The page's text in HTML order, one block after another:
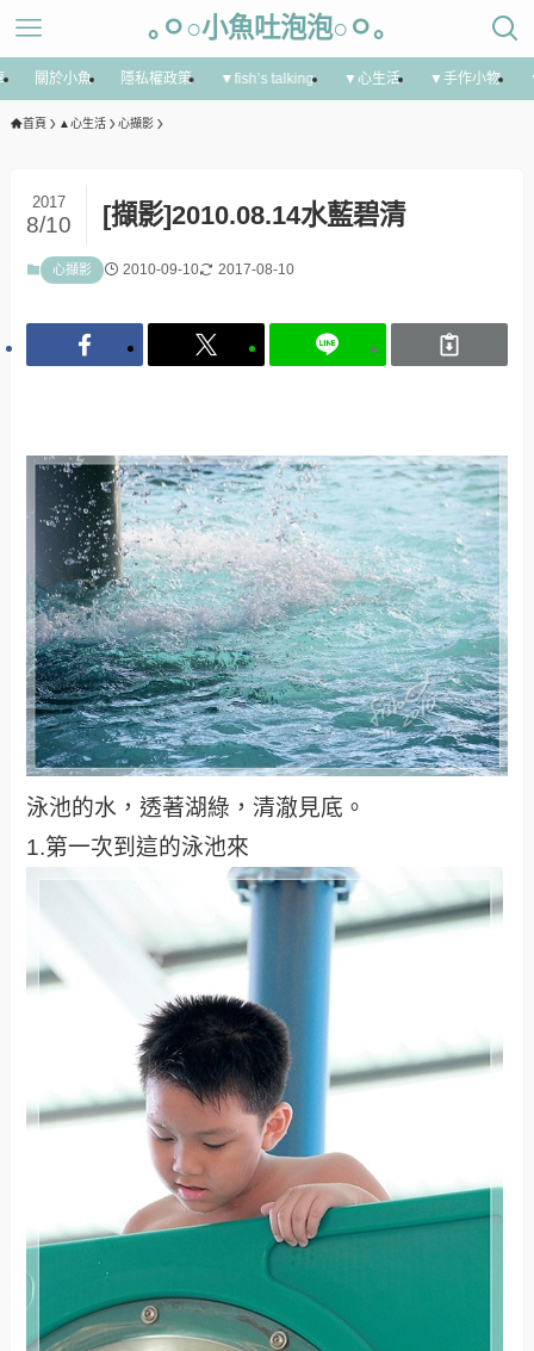
｡ㅇ○小魚吐泡泡○ㅇ｡
關於小魚 隱私權政策 ▼fish’s talking ▼心生活 ▼手作小物
首頁 ▲心生活 心擷影
[擷影]2010.08.14水藍碧清
2017
8/10
心擷影 2010-09-10 2017-08-10
泳池的水，透著湖綠，清澈見底。
1.第一次到這的泳池來